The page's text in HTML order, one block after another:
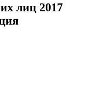
лиц 2017